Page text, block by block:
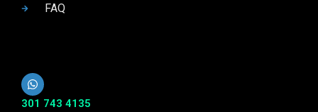
FAQ
301 743 4135